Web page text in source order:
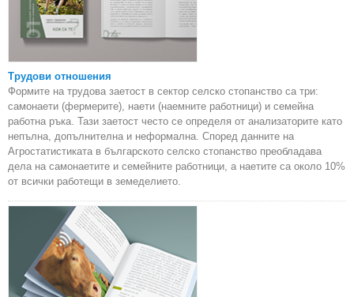
Трудови отношения
Формите на трудова заетост в сектор селско стопанство са три:
самонаети (фермерите), наети (наемните работници) и семейна
работна ръка. Тази заетост често се определя от анализаторите като
непълна, допълнителна и неформална. Според данните на
Агростатистиката в българското селско стопанство преобладава
дела на самонаетите и семейните работници, а наетите са около 10%
от всички работещи в земеделието.